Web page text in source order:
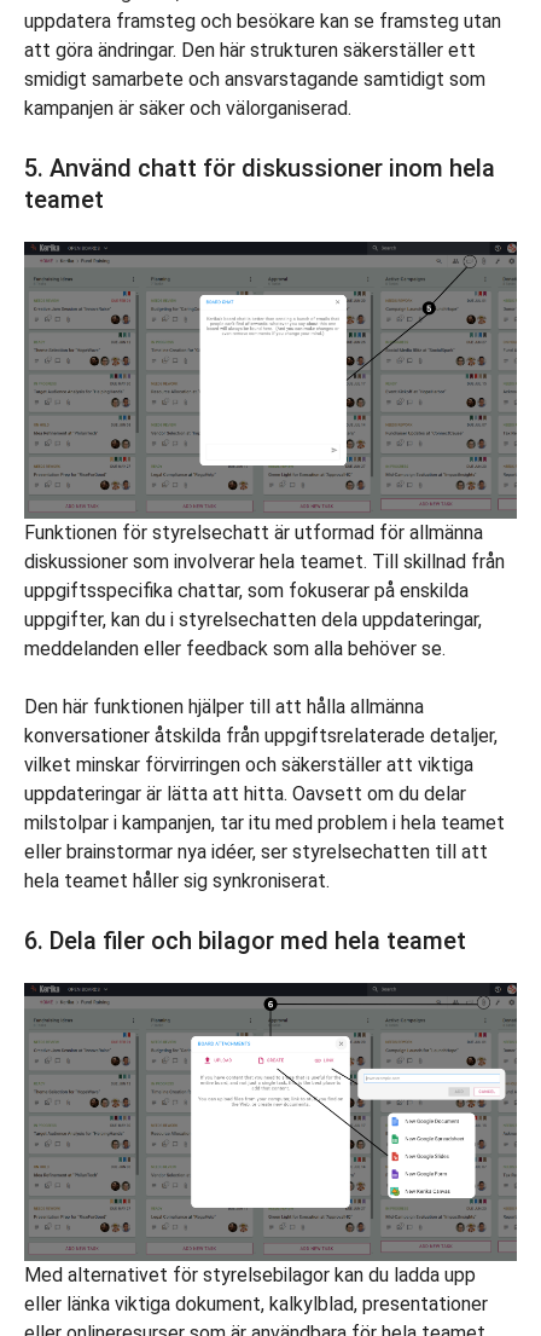
uppdatera framsteg och besökare kan se framsteg utan
att göra ändringar. Den här strukturen säkerställer ett
smidigt samarbete och ansvarstagande samtidigt som
kampanjen är säker och välorganiserad.
5. Använd chatt för diskussioner inom hela
teamet
Funktionen för styrelsechatt är utformad för allmänna
diskussioner som involverar hela teamet. Till skillnad från
uppgiftsspecifika chattar, som fokuserar på enskilda
uppgifter, kan du i styrelsechatten dela uppdateringar,
meddelanden eller feedback som alla behöver se.
Den här funktionen hjälper till att hålla allmänna
konversationer åtskilda från uppgiftsrelaterade detaljer,
vilket minskar förvirringen och säkerställer att viktiga
uppdateringar är lätta att hitta. Oavsett om du delar
milstolpar i kampanjen, tar itu med problem i hela teamet
eller brainstormar nya idéer, ser styrelsechatten till att
hela teamet håller sig synkroniserat.
6. Dela filer och bilagor med hela teamet
Med alternativet för styrelsebilagor kan du ladda upp
eller länka viktiga dokument, kalkylblad, presentationer